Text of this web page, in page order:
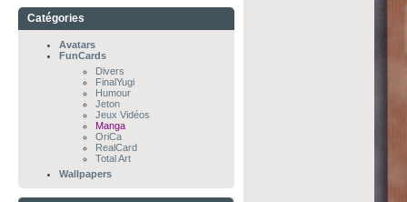
Catégories
Avatars
FunCards
Divers
FinalYugi
Humour
Jeton
Jeux Vidéos
Manga
OriCa
RealCard
Total Art
Wallpapers